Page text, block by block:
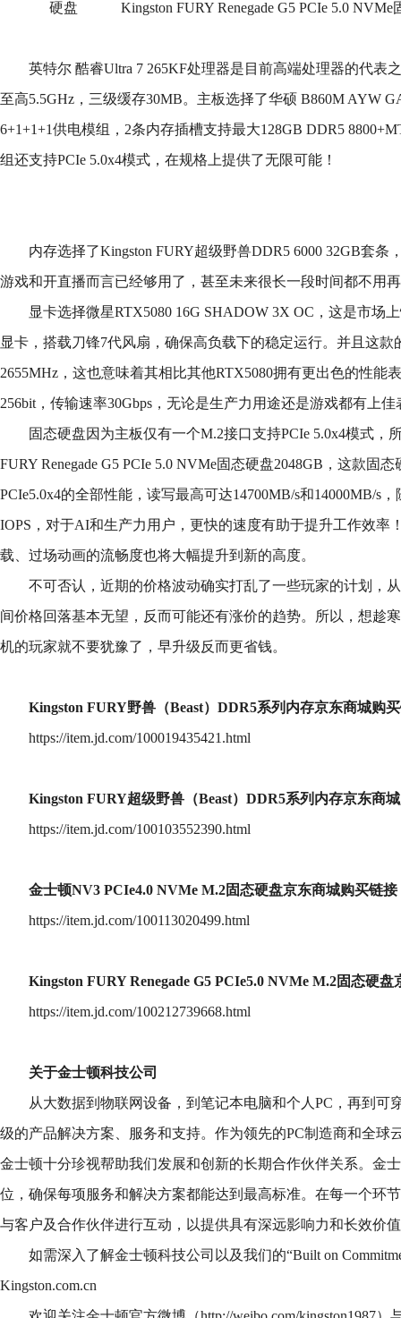
硬盘 Kingston FURY Renegade G5 PCIe 5.0
英特尔 酷睿Ultra 7 265KF处理器是目前高端处理器的代表
至高5.5GHz，三级缓存30MB。主板选择了华硕 B860M AYW
6+1+1+1供电模组，2条内存插槽支持最大128GB DDR5
组还支持PCIe 5.0x4模式，在规格上提供了无限可能！
内存选择了Kingston FURY超级野兽DDR5 6000 32GB套条
游戏和开直播而言已经够用了，甚至未来很长一段时间都不用
显卡选择微星RTX5080 16G SHADOW 3X OC，这是市场
显卡，搭载刀锋7代风扇，确保高负载下的稳定运行。并且这款
2655MHz，这也意味着其相比其他RTX5080拥有更出色的性能
256bit，传输速率30Gbps，无论是生产力用途还是游戏都有上佳
固态硬盘因为主板仅有一个M.2接口支持PCIe 5.0x4模式，
FURY Renegade G5 PCIe 5.0 NVMe固态硬盘2048GB，这款固
PCIe5.0x4的全部性能，读写最高可达14700MB/s和14000MB/s
IOPS，对于AI和生产力用户，更快的速度有助于提升工作效率
载、过场动画的流畅度也将大幅提升到新的高度。
不可否认，近期的价格波动确实打乱了一些玩家的计划，
间价格回落基本无望，反而可能还有涨价的趋势。所以，想趁
机的玩家就不要犹豫了，早升级反而更省钱。
Kingston FURY野兽（Beast）DDR5系列内存京东商城购
https://item.jd.com/100019435421.html
Kingston FURY超级野兽（Beast）DDR5系列内存京东商
https://item.jd.com/100103552390.html
金士顿NV3 PCIe4.0 NVMe M.2固态硬盘京东商城购买链接
https://item.jd.com/100113020499.html
Kingston FURY Renegade G5 PCIe5.0 NVMe M.2固态硬
https://item.jd.com/100212739668.html
关于金士顿科技公司
从大数据到物联网设备，到笔记本电脑和个人PC，再到可
级的产品解决方案、服务和支持。作为领先的PC制造商和全球
金士顿十分珍视帮助我们发展和创新的长期合作伙伴关系。金
位，确保每项服务和解决方案都能达到最高标准。在每一个环
与客户及合作伙伴进行互动，以提供具有深远影响力和长效价
如需深入了解金士顿科技公司以及我们的“Built on
Kingston.com.cn